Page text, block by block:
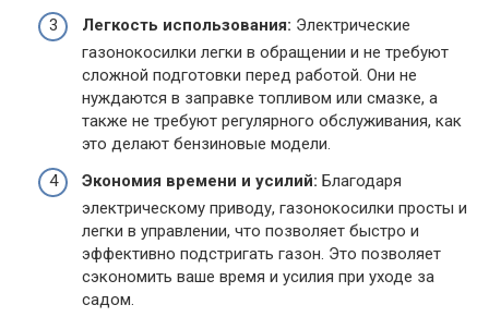
Легкость использования: Электрические
газонокосилки легки в обращении и не требуют
сложной подготовки перед работой. Они не
нуждаются в заправке топливом или смазке, а
также не требуют регулярного обслуживания, как
это делают бензиновые модели.
Экономия времени и усилий: Благодаря
электрическому приводу, газонокосилки просты и
легки в управлении, что позволяет быстро и
эффективно подстригать газон. Это позволяет
сэкономить ваше время и усилия при уходе за
садом.